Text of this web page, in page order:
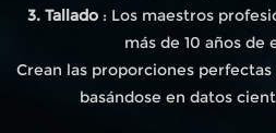
3. Tallado: Los maestros
más de 10 años de
Crean las proporciones
basándose en datos